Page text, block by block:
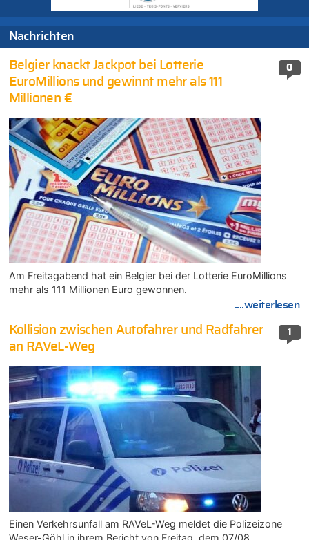
Nachrichten
0
Belgier knackt Jackpot bei Lotterie
EuroMillions und gewinnt mehr als 111
Millionen €
Am Freitagabend hat ein Belgier bei der Lotterie EuroMillions
mehr als 111 Millionen Euro gewonnen.
....weiterlesen
1
Kollision zwischen Autofahrer und Radfahrer
an RAVeL-Weg
Einen Verkehrsunfall am RAVeL-Weg meldet die Polizeizone